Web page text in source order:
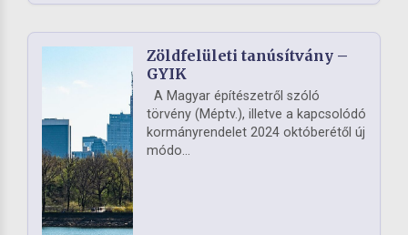
Zöldfelületi tanúsítvány –
GYIK
A Magyar építészetről szóló
törvény (Méptv.), illetve a kapcsolódó
kormányrendelet 2024 októberétől új
módo...